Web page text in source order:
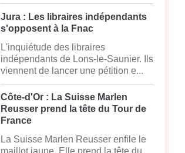
Jura : Les libraires indépendants
s'opposent à la Fnac
L'inquiétude des libraires
indépendants de Lons-le-Saunier. Ils
viennent de lancer une pétition e...
Côte-d'Or : La Suisse Marlen
Reusser prend la tête du Tour de
France
La Suisse Marlen Reusser enfile le
maillot jaune. Elle prend la tête du